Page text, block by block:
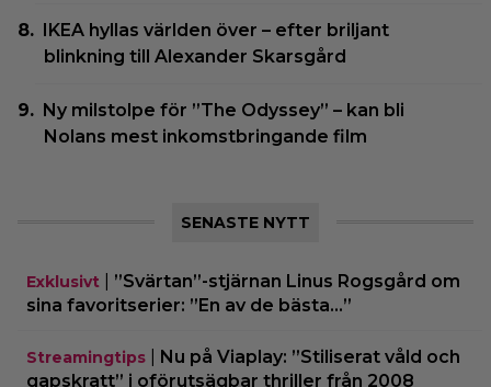
IKEA hyllas världen över – efter briljant
blinkning till Alexander Skarsgård
Ny milstolpe för ”The Odyssey” – kan bli
Nolans mest inkomstbringande film
SENASTE NYTT
Exklusivt
”Svärtan”-stjärnan Linus Rogsgård om
sina favoritserier: ”En av de bästa…”
Streamingtips
Nu på Viaplay: ”Stiliserat våld och
gapskratt” i oförutsägbar thriller från 2008